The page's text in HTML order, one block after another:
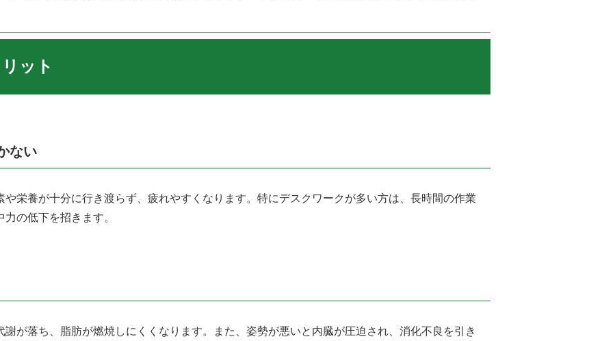
ット
ない
栄養が十分に行き渡らず、疲れやすくなります。特にデスクワークが多い方は、長時間の作業
の低下を招きます。
が落ち、脂肪が燃焼しにくくなります。また、姿勢が悪いと内臓が圧迫され、消化不良を引き